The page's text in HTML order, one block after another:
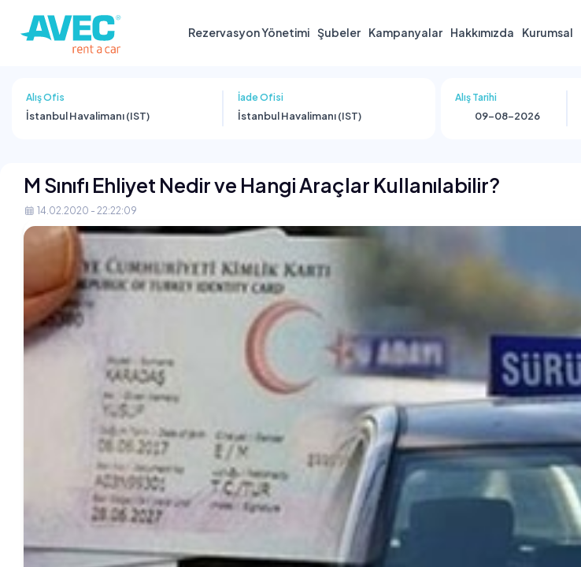
Rezervasyon Yönetimi Şubeler Kampanyalar Hakkımızda Kurumsal
Alış Ofis
İstanbul Havalimanı (IST)
İade Ofisi
İstanbul Havalimanı (IST)
Alış Tarihi
M Sınıfı Ehliyet Nedir ve Hangi Araçlar Kullanılabilir?
14.02.2020 - 22:22:09